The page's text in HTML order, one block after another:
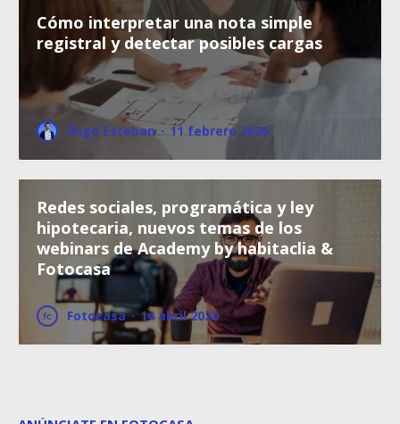
Cómo interpretar una nota simple
registral y detectar posibles cargas
Íñigo Esteban · 11 febrero 2026
Redes sociales, programática y ley
hipotecaria, nuevos temas de los
webinars de Academy by habitaclia &
Fotocasa
Fotocasa · 14 abril 2020